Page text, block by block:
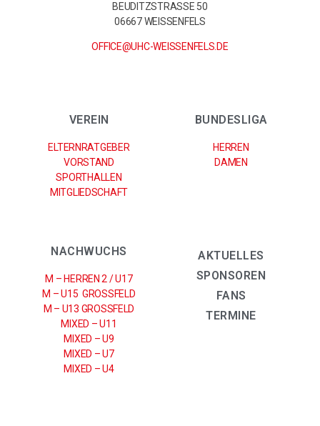
BEUDITZSTRASSE 50
06667 WEISSENFELS
OFFICE@UHC-WEISSENFELS.DE
VEREIN
ELTERNRATGEBER
VORSTAND
SPORTHALLEN
MITGLIEDSCHAFT
BUNDESLIGA
HERREN
DAMEN
NACHWUCHS
M – HERREN 2 / U17
M – U15 GROSSFELD
M – U13 GROSSFELD
MIXED – U11
MIXED – U9
MIXED – U7
MIXED – U4
AKTUELLES
SPONSOREN
FANS
TERMINE